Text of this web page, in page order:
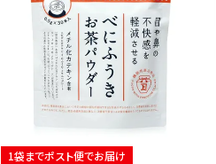
1袋までポスト便でお届け